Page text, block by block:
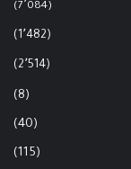
(7٬084)
(1٬482)
(2٬514)
(8)
(40)
(115)